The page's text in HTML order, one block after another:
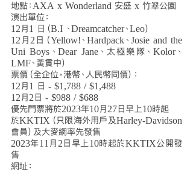
地點：AXA x Wonderland 安盛 x 竹翠公園
演出單位：
12月1 日（B.I 、Dreamcatcher、Leo）
12月2日（Yellow!、Hardpack、Josie and the
Uni Boys、Dear Jane、太極樂隊、Kolor、
LMF、黃貫中）
票價（全企位，港幣、人民幣同價）：
12月1 日 - $1,788 / $1,488
12月2日 - $988 / $688
優先門票將於2023年10月27日早上10時起
於KKTIX（只限海外用戶及Harley-Davidson
會員）及大麥網率先發售
2023年11月2日早上10時起於KKTIX公開發
售
網址：